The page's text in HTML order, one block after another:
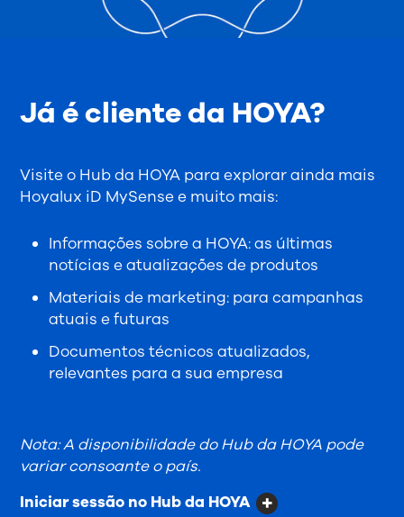
Já é cliente da HOYA?
Visite o Hub da HOYA para explorar ainda mais
Hoyalux iD MySense e muito mais:
Informações sobre a HOYA: as últimas
notícias e atualizações de produtos
Materiais de marketing: para campanhas
atuais e futuras
Documentos técnicos atualizados,
relevantes para a sua empresa
Nota: A disponibilidade do Hub da HOYA pode
variar consoante o país.
Iniciar sessão no Hub da HOYA